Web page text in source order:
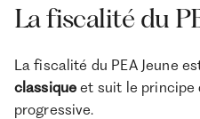
La fiscalité du
La fiscalité du PEA Jeune
classique et suit le principe
progressive.